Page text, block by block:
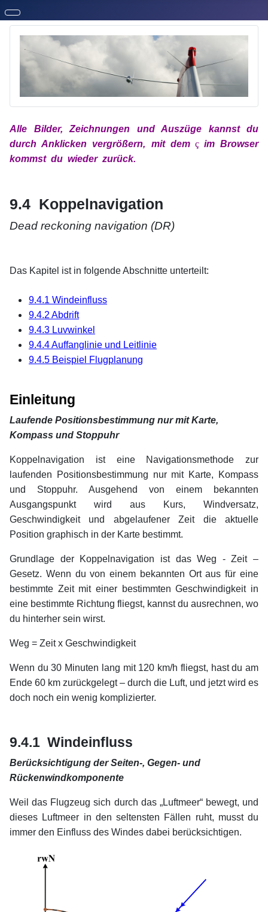
Alle Bilder, Zeichnungen und Auszüge kannst du
durch Anklicken vergrößern, mit demx çx imBrowser
kommst du wieder zurück.
9.4 Koppelnavigation
Dead reckoning navigation (DR)
Das Kapitel ist in folgende Abschnitte unterteilt:
9.4.1 Windeinfluss
9.4.2 Abdrift
9.4.3 Luvwinkel
9.4.4 Auffanglinie und Leitlinie
9.4.5 Beispiel Flugplanung
Einleitung
Laufende Positionsbestimmung nur mit Karte,
Kompass und Stoppuhr
Koppelnavigation ist eine Navigationsmethode zur
laufenden Positionsbestimmung nur mit Karte, Kompass
und Stoppuhr. Ausgehend von einem bekannten
Ausgangspunkt wird aus Kurs, Windversatz,
Geschwindigkeit und abgelaufener Zeit die aktuelle
Position graphisch in der Karte bestimmt.
Grundlage der Koppelnavigation ist das Weg - Zeit –
Gesetz. Wenn du von einem bekannten Ort aus für eine
bestimmte Zeit mit einer bestimmten Geschwindigkeit in
eine bestimmte Richtung fliegst, kannst du ausrechnen, wo
du hinterher sein wirst.
Weg = Zeit x Geschwindigkeit
Wenn du 30 Minuten lang mit 120 km/h fliegst, hast du am
Ende 60 km zurückgelegt – durch die Luft, und jetzt wird es
doch noch ein wenig komplizierter.
9.4.1 Windeinfluss
Berücksichtigung der Seiten-, Gegen- und
Rückenwindkomponente
Weil das Flugzeug sich durch das „Luftmeer“ bewegt, und
dieses Luftmeer in den seltensten Fällen ruht, musst du
immer den Einfluss des Windes dabei berücksichtigen.